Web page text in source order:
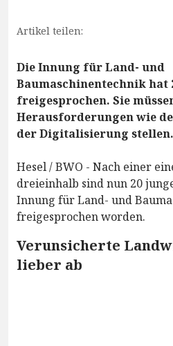
Artikel teilen:
Die Innung für Land- und
Baumaschinentechnik hat
freigesprochen. Sie
Herausforderungen wie
der Digitalisierung stellen.
Hesel / BWO - Nach einer
dreieinhalb sind nun 20
Innung für Land- und
freigesprochen worden.
Verunsicherte
lieber ab